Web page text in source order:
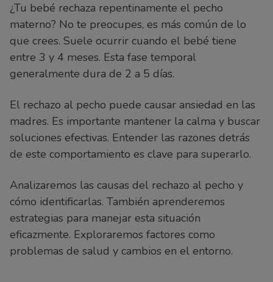
¿Tu bebé rechaza repentinamente el pecho
materno? No te preocupes, es más común de lo
que crees. Suele ocurrir cuando el bebé tiene
entre 3 y 4 meses. Esta fase temporal
generalmente dura de 2 a 5 días.
El rechazo al pecho puede causar ansiedad en las
madres. Es importante mantener la calma y buscar
soluciones efectivas. Entender las razones detrás
de este comportamiento es clave para superarlo.
Analizaremos las causas del rechazo al pecho y
cómo identificarlas. También aprenderemos
estrategias para manejar esta situación
eficazmente. Exploraremos factores como
problemas de salud y cambios en el entorno.